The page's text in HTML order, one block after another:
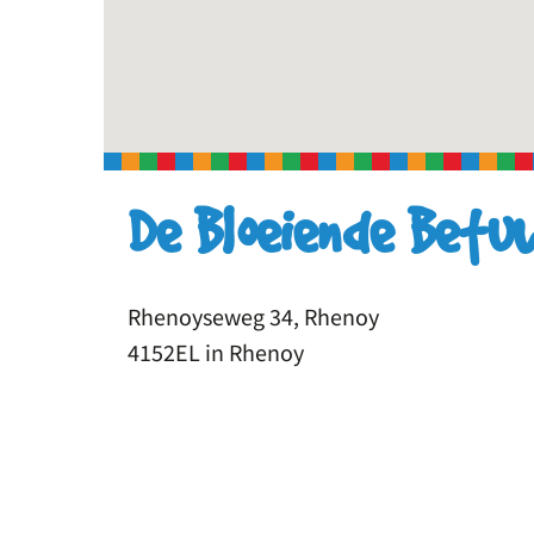
De Bloeiende
Rhenoyseweg 34, Rhenoy
4152EL in Rhenoy